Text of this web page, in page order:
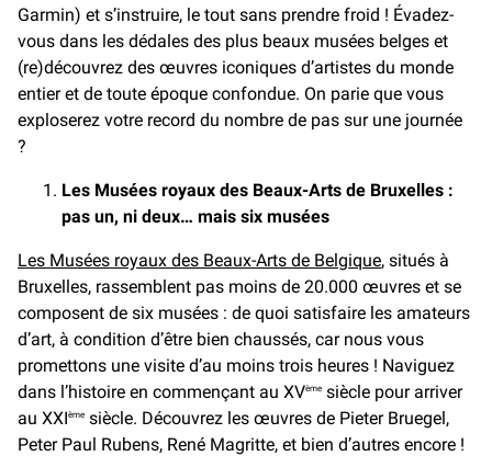
Garmin) et s’instruire, le tout sans prendre froid ! Évadez-
vous dans les dédales des plus beaux musées belges et
(re)découvrez des œuvres iconiques d’artistes du monde
entier et de toute époque confondue. On parie que vous
exploserez votre record du nombre de pas sur une journée
?
Les Musées royaux des Beaux-Arts de Bruxelles :
pas un, ni deux… mais six musées
Les Musées royaux des Beaux-Arts de Belgique, situés à
Bruxelles, rassemblent pas moins de 20.000 œuvres et se
composent de six musées : de quoi satisfaire les amateurs
d’art, à condition d’être bien chaussés, car nous vous
promettons une visite d’au moins trois heures ! Naviguez
dans l’histoire en commençant au XVème siècle pour arriver
au XXIème siècle. Découvrez les œuvres de Pieter Bruegel,
Peter Paul Rubens, René Magritte, et bien d’autres encore !